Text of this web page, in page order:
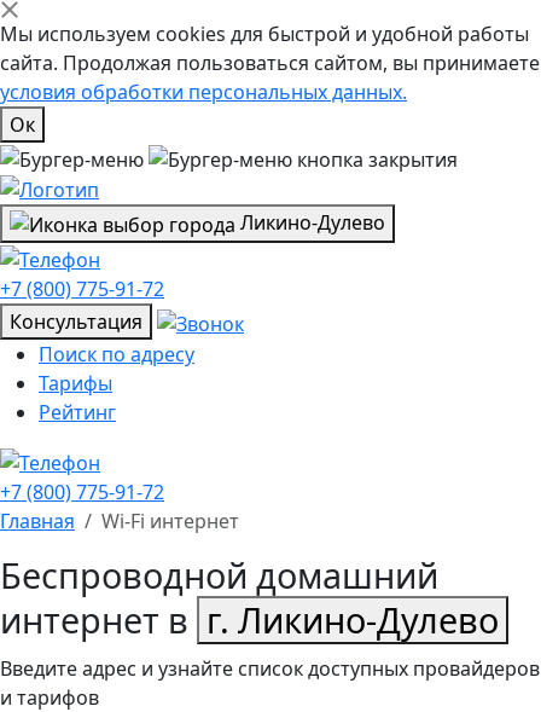
Мы используем cookies для быстрой и удобной работы
сайта. Продолжая пользоваться сайтом, вы принимаете
условия обработки персональных данных.
Ок
Ликино-Дулево
+7 (800) 775-91-72
Консультация
Поиск по адресу
Тарифы
Рейтинг
+7 (800) 775-91-72
Главная
Wi-Fi интернет
Беспроводной домашний
интернет в г. Ликино-Дулево
Введите адрес и узнайте список доступных провайдеров
и тарифов